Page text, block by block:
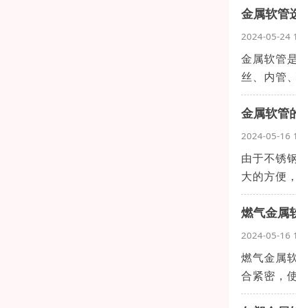
金属软管
2024-05-24
金属软管
丝、内管
金属软管
2024-05-16
由于不锈
大的方便
燃气金属
2024-05-16
燃气金属
合紧密，